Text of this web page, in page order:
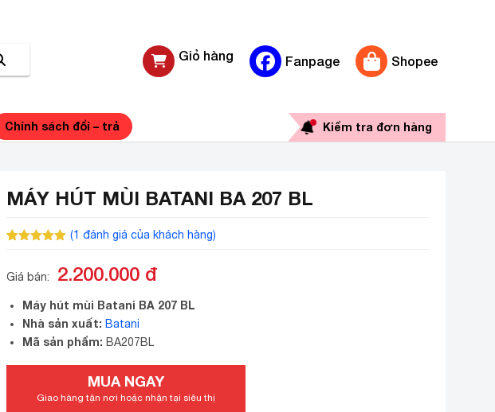
Giỏ hàng Fanpage Shopee
Chính sách đổi – trả Kiểm tra đơn hàng
MÁY HÚT MÙI BATANI BA 207 BL
đánh giá
(1 đánh giá của khách hàng)
Giá bán: 2.200.000 đ
Máy hút mùi Batani BA 207 BL
Nhà sản xuất: Batani
Mã sản phẩm: BA207BL
MUA NGAY
Giao hàng tận nơi hoặc nhận tại siêu thị